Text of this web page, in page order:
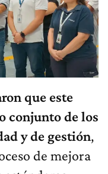
que este
conjunto de los
y de gestión,
de mejora